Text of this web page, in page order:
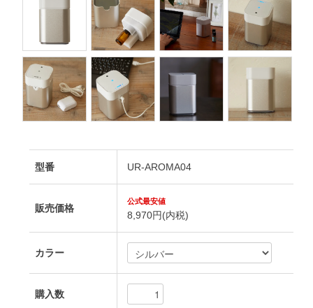
型番 UR-AROMA04
販売価格
8,970円(内税)
カラー
購入数